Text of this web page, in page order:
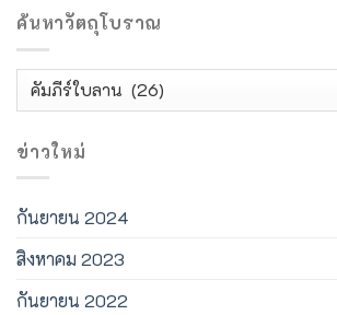
ค้นหาวัตถุโบราณ
ค้นหา
ข่าวใหม่
กันยายน 2024
สิงหาคม 2023
กันยายน 2022